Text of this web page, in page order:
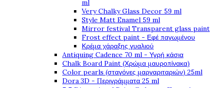
ml
Very Chalky Glass Decor 59 ml
Style Matt Enamel 59 ml
Mirror festival Transparent glass paint
Frost effect paint - Εφέ παγωμένου
Κρέμα χάραξης γυαλιού
Antiquing Cadence 70 ml - Υγρή κάσια
Chalk Board Paint (Χρώμα μαυροπίνακα)
Color pearls (σταγόνες μαργαριταριών) 25ml
Dora 3D - Περιγράμματα 25 ml